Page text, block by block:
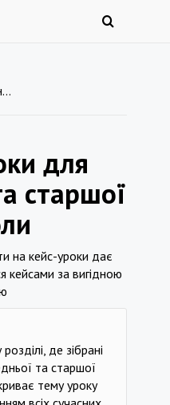
для
старшої
на кейс-уроки дає
кейсами за вигідною
де зібрані
та старшої
тему уроку